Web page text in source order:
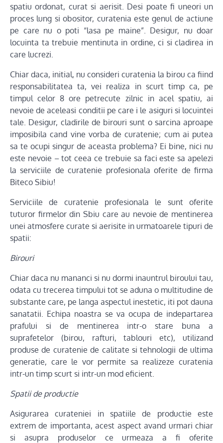
spatiu ordonat, curat si aerisit. Desi poate fi uneori un
proces lung si obositor, curatenia este genul de actiune
pe care nu o poti “lasa pe maine”. Desigur, nu doar
locuinta ta trebuie mentinuta in ordine, ci si cladirea in
care lucrezi.
Chiar daca, initial, nu consideri curatenia la birou ca fiind
responsabilitatea ta, vei realiza in scurt timp ca, pe
timpul celor 8 ore petrecute zilnic in acel spatiu, ai
nevoie de aceleasi conditii pe care i le asiguri si locuintei
tale. Desigur, cladirile de birouri sunt o sarcina aproape
imposibila cand vine vorba de curatenie; cum ai putea
sa te ocupi singur de aceasta problema? Ei bine, nici nu
este nevoie – tot ceea ce trebuie sa faci este sa apelezi
la serviciile de curatenie profesionala oferite de firma
Biteco Sibiu!
Serviciile de curatenie profesionala le sunt oferite
tuturor firmelor din Sbiu care au nevoie de mentinerea
unei atmosfere curate si aerisite in urmatoarele tipuri de
spatii:
Birouri
Chiar daca nu mananci si nu dormi inauntrul biroului tau,
odata cu trecerea timpului tot se aduna o multitudine de
substante care, pe langa aspectul inestetic, iti pot dauna
sanatatii. Echipa noastra se va ocupa de indepartarea
prafului si de mentinerea intr-o stare buna a
suprafetelor (birou, rafturi, tablouri etc), utilizand
produse de curatenie de calitate si tehnologii de ultima
generatie, care le vor permite sa realizeze curatenia
intr-un timp scurt si intr-un mod eficient.
Spatii de productie
Asigurarea curateniei in spatiile de productie este
extrem de importanta, acest aspect avand urmari chiar
si asupra produselor ce urmeaza a fi oferite